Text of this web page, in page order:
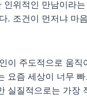
위적인 만남이라
. 조건이 먼저냐 마
이 주도적으로 움
요즘 세상이 너무
실질적으로는 가장